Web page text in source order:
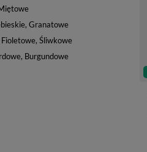
Granatowe
Śliwkowe
Burgundowe